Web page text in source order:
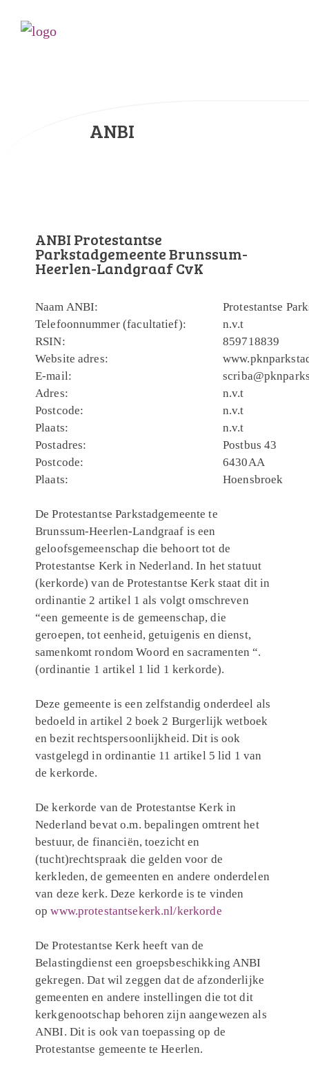
ANBI
ANBI Protestantse
Parkstadgemeente Brunssum-
Heerlen-Landgraaf CvK
Naam ANBI:
Protestantse
Telefoonnummer (facultatief):
n.v.t
RSIN:
859718839
Website adres:
E-mail:
Adres:
n.v.t
Postcode:
n.v.t
Plaats:
n.v.t
Postadres:
Postbus 43
Postcode:
6430AA
Plaats:
Hoensbroek
De Protestantse Parkstadgemeente te
Brunssum-Heerlen-Landgraaf is een
geloofsgemeenschap die behoort tot de
Protestantse Kerk in Nederland. In het statuut
(kerkorde) van de Protestantse Kerk staat dit in
ordinantie 2 artikel 1 als volgt omschreven
“een gemeente is de gemeenschap, die
geroepen, tot eenheid, getuigenis en dienst,
samenkomt rondom Woord en sacramenten “.
(ordinantie 1 artikel 1 lid 1 kerkorde).
Deze gemeente is een zelfstandig onderdeel als
bedoeld in artikel 2 boek 2 Burgerlijk wetboek
en bezit rechtspersoonlijkheid. Dit is ook
vastgelegd in ordinantie 11 artikel 5 lid 1 van
de kerkorde.
De kerkorde van de Protestantse Kerk in
Nederland bevat o.m. bepalingen omtrent het
bestuur, de financiën, toezicht en
(tucht)rechtspraak die gelden voor de
kerkleden, de gemeenten en andere onderdelen
van deze kerk. Deze kerkorde is te vinden
opwww.protestantsekerk.nl/kerkorde
De Protestantse Kerk heeft van de
Belastingdienst een groepsbeschikking ANBI
gekregen. Dat wil zeggen dat de afzonderlijke
gemeenten en andere instellingen die tot dit
kerkgenootschap behoren zijn aangewezen als
ANBI. Dit is ook van toepassing op de
Protestantse gemeente te Heerlen.